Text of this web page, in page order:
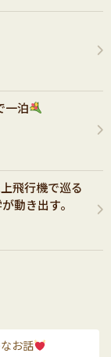
一泊
飛行機で巡る
動き出す。
お話